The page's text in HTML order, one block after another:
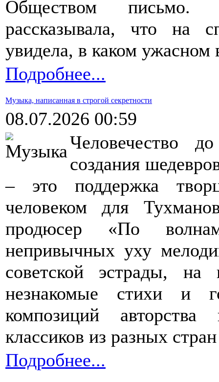
Обществом письмо.
рассказывала, что на
увидела, в каком
Подробнее...
Музыка, написанная в строгой секретности
08.07.2026 00:59
Человечество
создания
– это поддержка
человеком для
продюсер «По
непривычных уху
советской эстрады, на
незнакомые стихи и
композиций
классиков из разных
Подробнее...